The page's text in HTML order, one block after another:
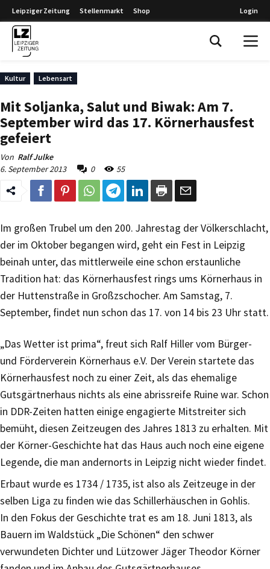
Leipziger Zeitung Stellenmarkt Shop Login
Kultur Lebensart
Mit Soljanka, Salut und Biwak: Am 7.
September wird das 17. Körnerhausfest
gefeiert
Von Ralf Julke
6. September 2013
0 55
Im großen Trubel um den 200. Jahrestag der Völkerschlacht,
der im Oktober begangen wird, geht ein Fest in Leipzig
beinah unter, das mittlerweile eine schon erstaunliche
Tradition hat: das Körnerhausfest rings ums Körnerhaus in
der Huttenstraße in Großzschocher. Am Samstag, 7.
September, findet nun schon das 17. von 14 bis 23 Uhr statt.
„Das Wetter ist prima“, freut sich Ralf Hiller vom Bürger-
und Förderverein Körnerhaus e.V. Der Verein startete das
Körnerhausfest noch zu einer Zeit, als das ehemalige
Gutsgärtnerhaus nichts als eine abrissreife Ruine war. Schon
in DDR-Zeiten hatten einige engagierte Mitstreiter sich
bemüht, diesen Zeitzeugen des Jahres 1813 zu erhalten. Mit
der Körner-Geschichte hat das Haus auch noch eine eigene
Legende, die man andernorts in Leipzig nicht wieder findet.
Erbaut wurde es 1734 / 1735, ist also als Zeitzeuge in der
selben Liga zu finden wie das Schillerhäuschen in Gohlis.
In den Fokus der Geschichte trat es am 18. Juni 1813, als
Bauern im Waldstück „Die Schönen“ den schwer
verwundeten Dichter und Lützower Jäger Theodor Körner